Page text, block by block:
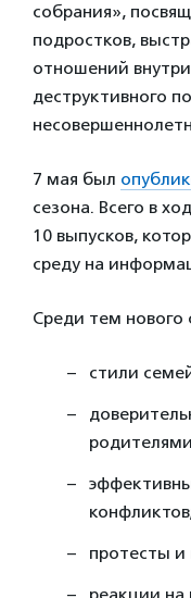
собрания»,
подростков,
отношений
деструктивного
7 мая был
сезона. Всего в
10 выпусков,
среду на
Среди тем нового
стили
протесты и